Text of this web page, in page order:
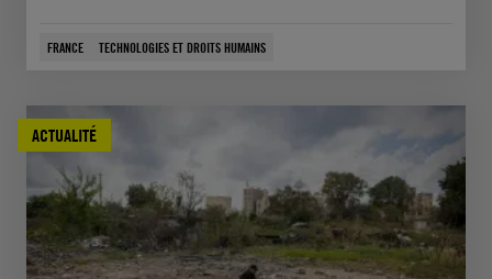
FRANCE TECHNOLOGIES ET DROITS HUMAINS
ACTUALITÉ